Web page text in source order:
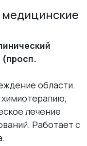
(просп.
области.
химиотерапию,
лечение
Работает с